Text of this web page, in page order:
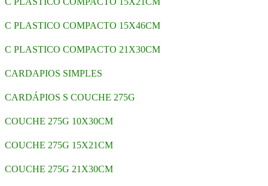
C PLASTICO COMPACTO 15X46CM
C PLASTICO COMPACTO 21X30CM
CARDAPIOS SIMPLES
CARDÁPIOS S COUCHE 275G
COUCHE 275G 10X30CM
COUCHE 275G 15X21CM
COUCHE 275G 21X30CM